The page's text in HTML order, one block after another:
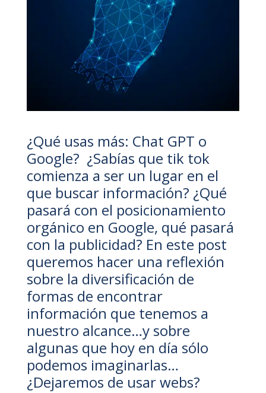
¿Qué usas más: Chat GPT o
Google? ¿Sabías que tik tok
comienza a ser un lugar en el
que buscar información? ¿Qué
pasará con el posicionamiento
orgánico en Google, qué pasará
con la publicidad? En este post
queremos hacer una reflexión
sobre la diversificación de
formas de encontrar
información que tenemos a
nuestro alcance…y sobre
algunas que hoy en día sólo
podemos imaginarlas…
¿Dejaremos de usar webs?